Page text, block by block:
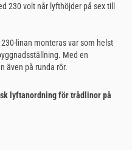
230 volt når lyfthöjder på sex till
linan monteras var som helst
Med en
även på runda rör.
lyftanordning för trådlinor på